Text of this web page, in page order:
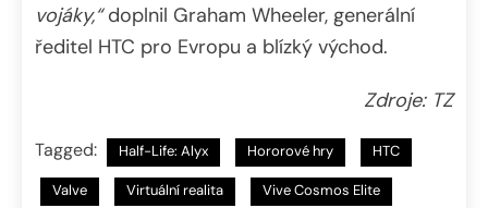
vojáky,“doplnil Graham Wheeler, generální
ředitel HTC pro Evropu a blízký východ.
Zdroje: TZ
Tagged: Half-Life: Alyx Hororové hry HTC
Valve Virtuální realita Vive Cosmos Elite